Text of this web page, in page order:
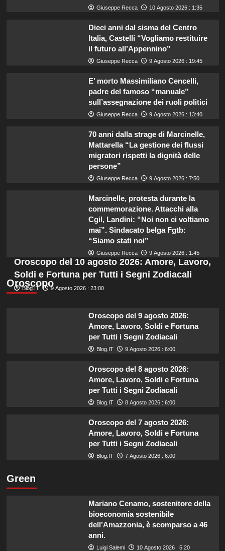
Giuseppe Recca 10 Agosto 2026 : 1:35
Dieci anni dal sisma del Centro
Italia, Castelli “Vogliamo restituire
il futuro all’Appennino”
Giuseppe Recca 9 Agosto 2026 : 19:45
E’ morto Massimiliano Cencelli,
padre del famoso “manuale”
sull’assegnazione dei ruoli politici
Giuseppe Recca 9 Agosto 2026 : 13:40
70 anni dalla strage di Marcinelle,
Mattarella “La gestione dei flussi
migratori rispetti la dignità delle
persone”
Giuseppe Recca 9 Agosto 2026 : 7:50
Marcinelle, protesta durante la
commemorazione. Attacchi alla
Cgil, Landini: “Noi non ci voltiamo
mai”. Sindacato belga Fgtb:
“Siamo stati noi”
Giuseppe Recca 9 Agosto 2026 : 1:45
Oroscopo
Oroscopo del 10 agosto 2026: Amore, Lavoro,
Soldi e Fortuna per Tutti i Segni Zodiacali
Blog.IT 9 Agosto 2026 : 23:00
Oroscopo del 9 agosto 2026:
Amore, Lavoro, Soldi e Fortuna
per Tutti i Segni Zodiacali
Blog.IT 9 Agosto 2026 : 6:00
Oroscopo del 8 agosto 2026:
Amore, Lavoro, Soldi e Fortuna
per Tutti i Segni Zodiacali
Blog.IT 8 Agosto 2026 : 6:00
Oroscopo del 7 agosto 2026:
Amore, Lavoro, Soldi e Fortuna
per Tutti i Segni Zodiacali
Blog.IT 7 Agosto 2026 : 6:00
Green
Mariano Cenamo, sostenitore della
bioeconomia sostenibile
dell’Amazzonia, è scomparso a 46
anni.
Luigi Salemi 10 Agosto 2026 : 5:20